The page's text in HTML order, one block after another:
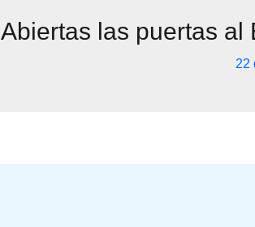
Abiertas las puertas al
22